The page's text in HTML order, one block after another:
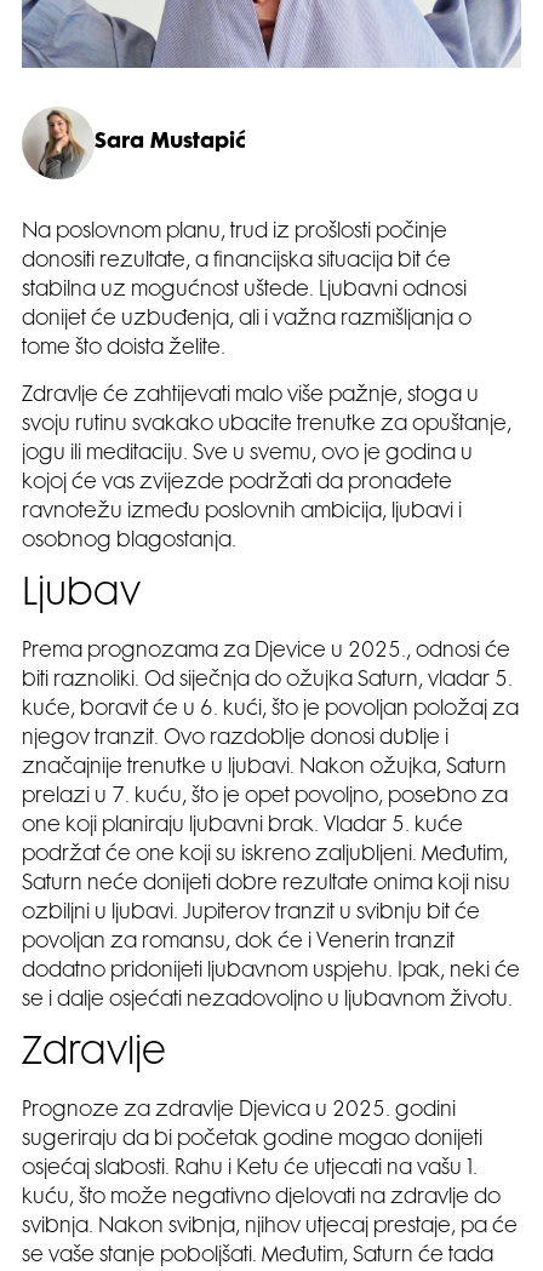
Sara Mustapić
Na poslovnom planu, trud iz prošlosti počinje
donositi rezultate, a financijska situacija bit će
stabilna uz mogućnost uštede. Ljubavni odnosi
donijet će uzbuđenja, ali i važna razmišljanja o
tome što doista želite.
Zdravlje će zahtijevati malo više pažnje, stoga u
svoju rutinu svakako ubacite trenutke za opuštanje,
jogu ili meditaciju. Sve u svemu, ovo je godina u
kojoj će vas zvijezde podržati da pronađete
ravnotežu između poslovnih ambicija, ljubavi i
osobnog blagostanja.
Ljubav
Prema prognozama za Djevice u 2025., odnosi će
biti raznoliki. Od siječnja do ožujka Saturn, vladar 5.
kuće, boravit će u 6. kući, što je povoljan položaj za
njegov tranzit. Ovo razdoblje donosi dublje i
značajnije trenutke u ljubavi. Nakon ožujka, Saturn
prelazi u 7. kuću, što je opet povoljno, posebno za
one koji planiraju ljubavni brak. Vladar 5. kuće
podržat će one koji su iskreno zaljubljeni. Međutim,
Saturn neće donijeti dobre rezultate onima koji nisu
ozbiljni u ljubavi. Jupiterov tranzit u svibnju bit će
povoljan za romansu, dok će i Venerin tranzit
dodatno pridonijeti ljubavnom uspjehu. Ipak, neki će
se i dalje osjećati nezadovoljno u ljubavnom životu.
Zdravlje
Prognoze za zdravlje Djevica u 2025. godini
sugeriraju da bi početak godine mogao donijeti
osjećaj slabosti. Rahu i Ketu će utjecati na vašu 1.
kuću, što može negativno djelovati na zdravlje do
svibnja. Nakon svibnja, njihov utjecaj prestaje, pa će
se vaše stanje poboljšati. Međutim, Saturn će tada